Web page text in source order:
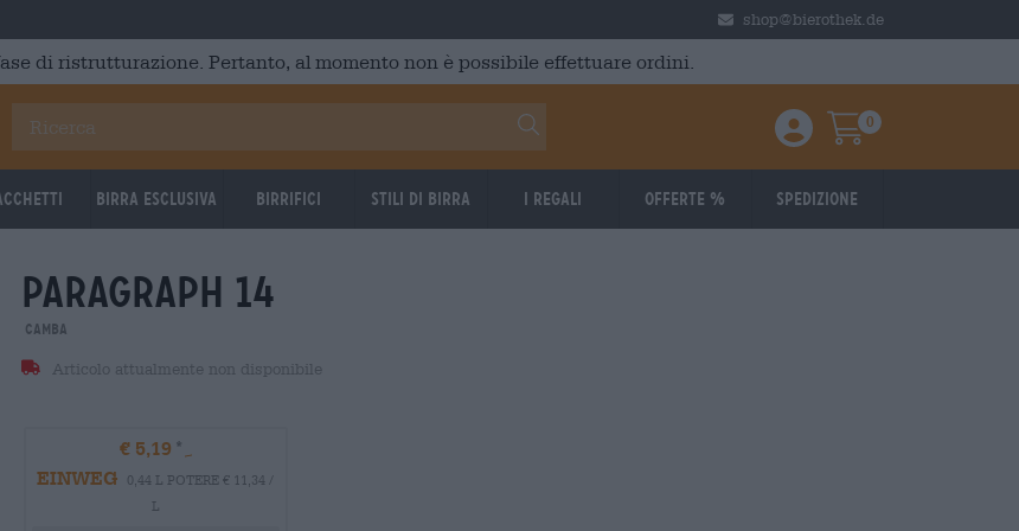
shop@bierothek.de
di ristrutturazione. Pertanto, al momento non è possibile effettuare ordini.
Einloggen / Anmelden
Warenkorb
0
Birra Esclusiva Birrifici Stili di birra I regali Offerte % Spedizione
paragraph 14
Camba
Articolo attualmente non disponibile
€ 5,19
EINWEG
0,44 L POTERE € 11,34 /
L